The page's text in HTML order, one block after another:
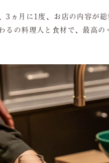
3ヵ月に1度、お店の内容が
るの料理人と食材で、最高